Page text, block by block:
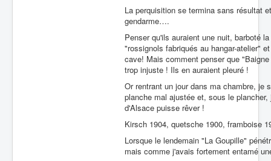
La perquisition se termina sans résultat
gendarme….
Penser qu'ils auraient une nuit, barboté
"rossignols fabriqués au hangar-atelier"
cave! Mais comment penser que
trop injuste ! Ils en auraient pleuré !
Or rentrant un jour dans ma chambre, je
planche mal ajustée et, sous le
d'Alsace puisse rêver !
Kirsch 1904, quetsche 1900, framboise
Lorsque le lendemain "La Goupille"
mais comme j'avais fortement entamé